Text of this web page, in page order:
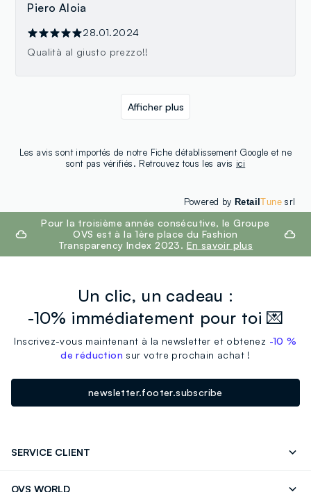
Piero Aloia
28.01.2024
Qualità al giusto prezzo!!
Les avis sont importés de notre Fiche détablissement Google et ne
sont pas vérifiés. Retrouvez tous les avis ici
Afficher plus
Powered by RetailTunesrl
footer.ariatitlePour la troisième année consécutive, le Groupe
OVS est à la 1ère place du Fashion
Transparency Index 2023. En savoir plus
Un clic, un cadeau :
-10% immédiatement pour toi 💌
Inscrivez-vous maintenant à la newsletter et obtenez -10 %
de réduction sur votre prochain achat !
newsletter.footer.subscribe
SERVICE CLIENT
OVS WORLD